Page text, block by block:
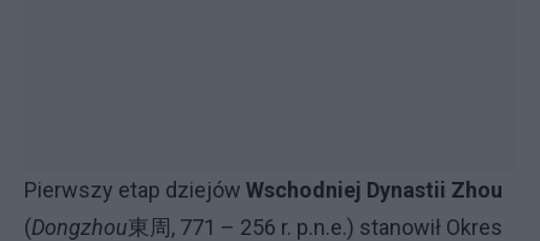
Pierwszy etap dziejów Wschodniej Dynastii Zhou
(Dongzhou東周, 771 – 256 r. p.n.e.) stanowił Okres